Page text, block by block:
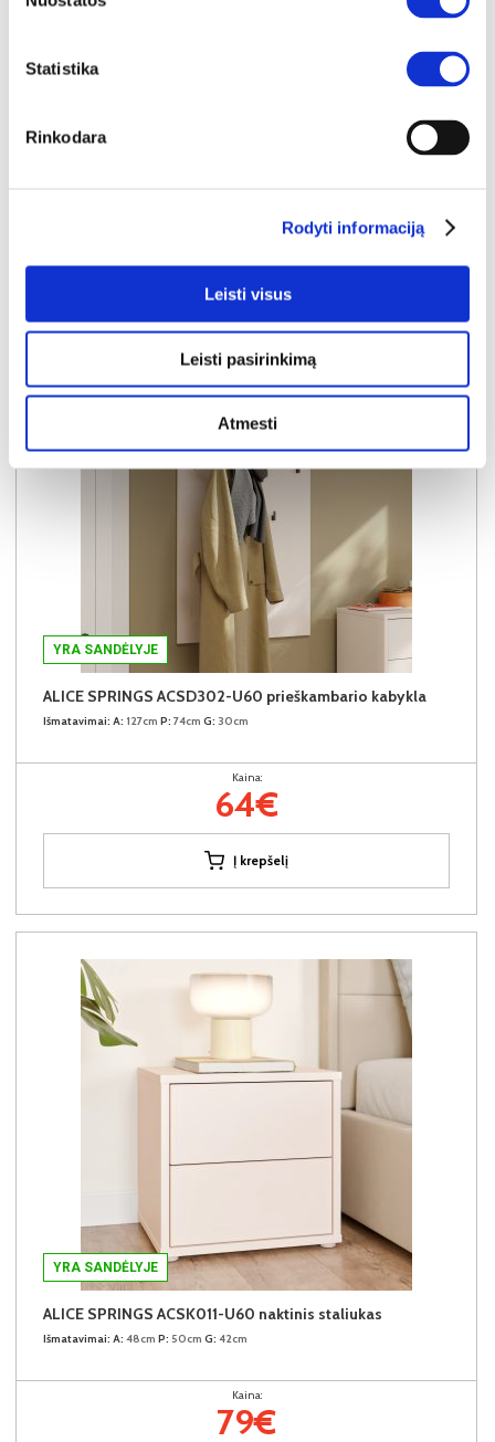
Statistika
Rinkodara
Rodyti informaciją
Leisti visus
Leisti pasirinkimą
Atmesti
ALICE SPRINGS ACSD242-U60 batų dėžė-komoda
YRA SANDĖLYJE
ALICE SPRINGS ACSD302-U60 prieškambario kabykla
Išmatavimai: A: 127cm P: 74cm G: 30cm
Kaina:
64€
Į krepšelį
YRA SANDĖLYJE
ALICE SPRINGS ACSK011-U60 naktinis staliukas
Išmatavimai: A: 48cm P: 50cm G: 42cm
Kaina:
79€